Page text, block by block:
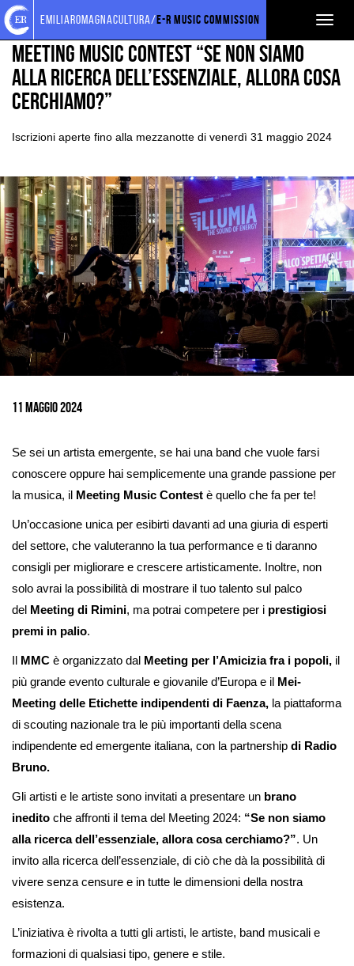
Torna
alla
home
page
Cerca
nel
sito
Salta
ai
contenuti
Salta
al
menu
principale
emiliaromagnacultura/E-R Music Commission
EVENTI E NEWS NEWS
Meeting Music Contest “Se non siamo
alla ricerca dell’essenziale, allora cosa
cerchiamo?”
Iscrizioni aperte fino alla mezzanotte di venerdì 31 maggio 2024
11 Maggio 2024
Se sei un artista emergente, se hai una band che vuole farsi
conoscere oppure hai semplicemente una grande passione per
la musica, il Meeting Music Contest è quello che fa per te!
Un’occasione unica per esibirti davanti ad una giuria di esperti
del settore, che valuteranno la tua performance e ti daranno
consigli per migliorare e crescere artisticamente. Inoltre, non
solo avrai la possibilità di mostrare il tuo talento sul palco
del Meeting di Rimini, ma potrai competere per i prestigiosi
premi in palio.
Il MMC è organizzato dal Meeting per l’Amicizia fra i popoli, il
più grande evento culturale e giovanile d’Europa e il Mei-
Meeting delle Etichette indipendenti di Faenza, la piattaforma
di scouting nazionale tra le più importanti della scena
indipendente ed emergente italiana, con la partnership di Radio
Bruno.
Gli artisti e le artiste sono invitati a presentare un brano
inedito che affronti il tema del Meeting 2024: “Se non siamo
alla ricerca dell’essenziale, allora cosa cerchiamo?”. Un
invito alla ricerca dell’essenziale, di ciò che dà la possibilità di
vivere senza censure e in tutte le dimensioni della nostra
esistenza.
L’iniziativa è rivolta a tutti gli artisti, le artiste, band musicali e
formazioni di qualsiasi tipo, genere e stile.